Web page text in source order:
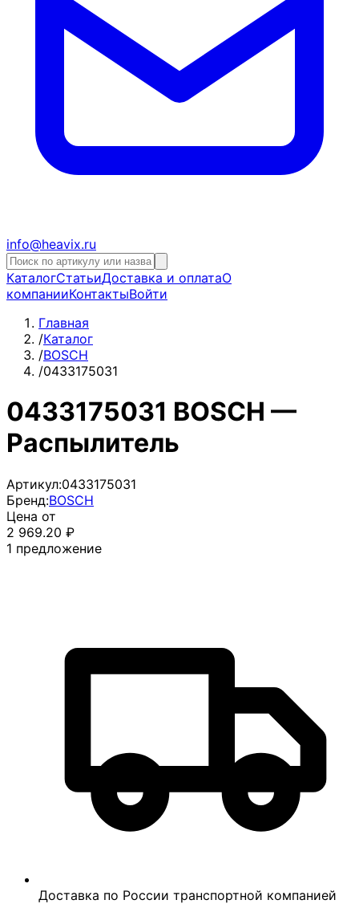
info@heavix.ru
КаталогСтатьиДоставка и оплатаО
компанииКонтактыВойти
Главная
/Каталог
/BOSCH
/0433175031
0433175031 BOSCH —
Распылитель
Артикул:0433175031
Бренд:BOSCH
Цена от
2 969.20 ₽
1 предложение
Доставка по России транспортной компанией